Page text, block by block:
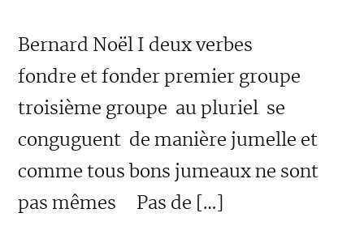
Bernard Noël I deux verbes
fondre et fonder premier groupe
troisième groupe au pluriel se
conguguent de manière jumelle et
comme tous bons jumeaux ne sont
pas mêmes Pas de […]